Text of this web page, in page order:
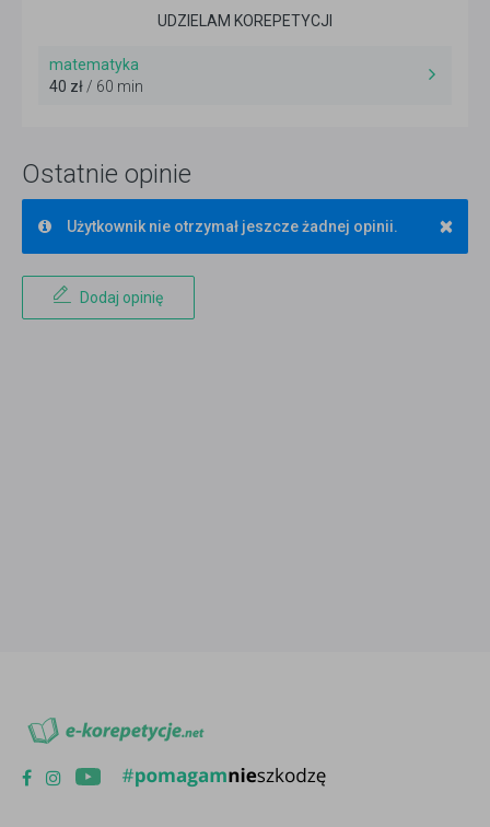
UDZIELAM KOREPETYCJI
matematyka
40 zł/ 60 min
Ostatnie opinie
×
Użytkownik nie otrzymał jeszcze żadnej opinii.
Dodaj opinię